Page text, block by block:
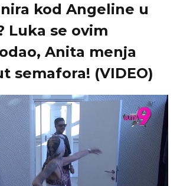
kod Angeline u
Luka se ovim
Anita menja
semafora! (VIDEO)